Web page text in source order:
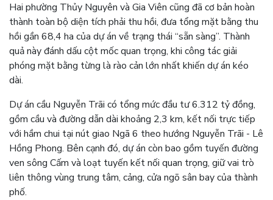
Hai phường Thủy Nguyên và Gia Viên cũng đã cơ bản hoàn
thành toàn bộ diện tích phải thu hồi, đưa tổng mặt bằng thu
hồi gần 68,4 ha của dự án về trạng thái “sẵn sàng”. Thành
quả này đánh dấu cột mốc quan trọng, khi công tác giải
phóng mặt bằng từng là rào cản lớn nhất khiến dự án kéo
dài.
Dự án cầu Nguyễn Trãi có tổng mức đầu tư 6.312 tỷ đồng,
gồm cầu và đường dẫn dài khoảng 2,3 km, kết nối trực tiếp
với hầm chui tại nút giao Ngã 6 theo hướng Nguyễn Trãi - Lê
Hồng Phong. Bên cạnh đó, dự án còn bao gồm tuyến đường
ven sông Cấm và loạt tuyến kết nối quan trọng, giữ vai trò
liên thông vùng trung tâm, cảng, cửa ngõ sân bay của thành
phố.